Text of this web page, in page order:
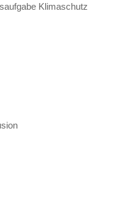
Klimaschutz